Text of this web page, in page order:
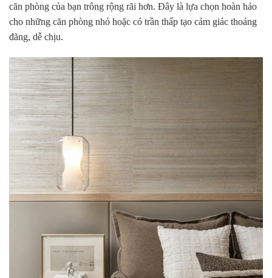
căn phòng của bạn trông rộng rãi hơn. Đây là lựa chọn hoàn hảo
cho những căn phòng nhỏ hoặc có trần thấp tạo cảm giác thoáng
đãng, dễ chịu.